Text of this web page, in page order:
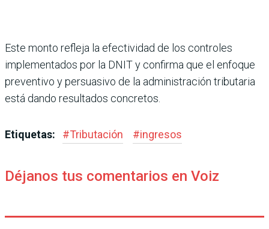
Este monto refleja la efectividad de los controles
implementados por la DNIT y confirma que el enfoque
preventivo y persuasivo de la administración tributaria
está dando resultados concretos.
Etiquetas: #Tributación #ingresos
Déjanos tus comentarios en Voiz